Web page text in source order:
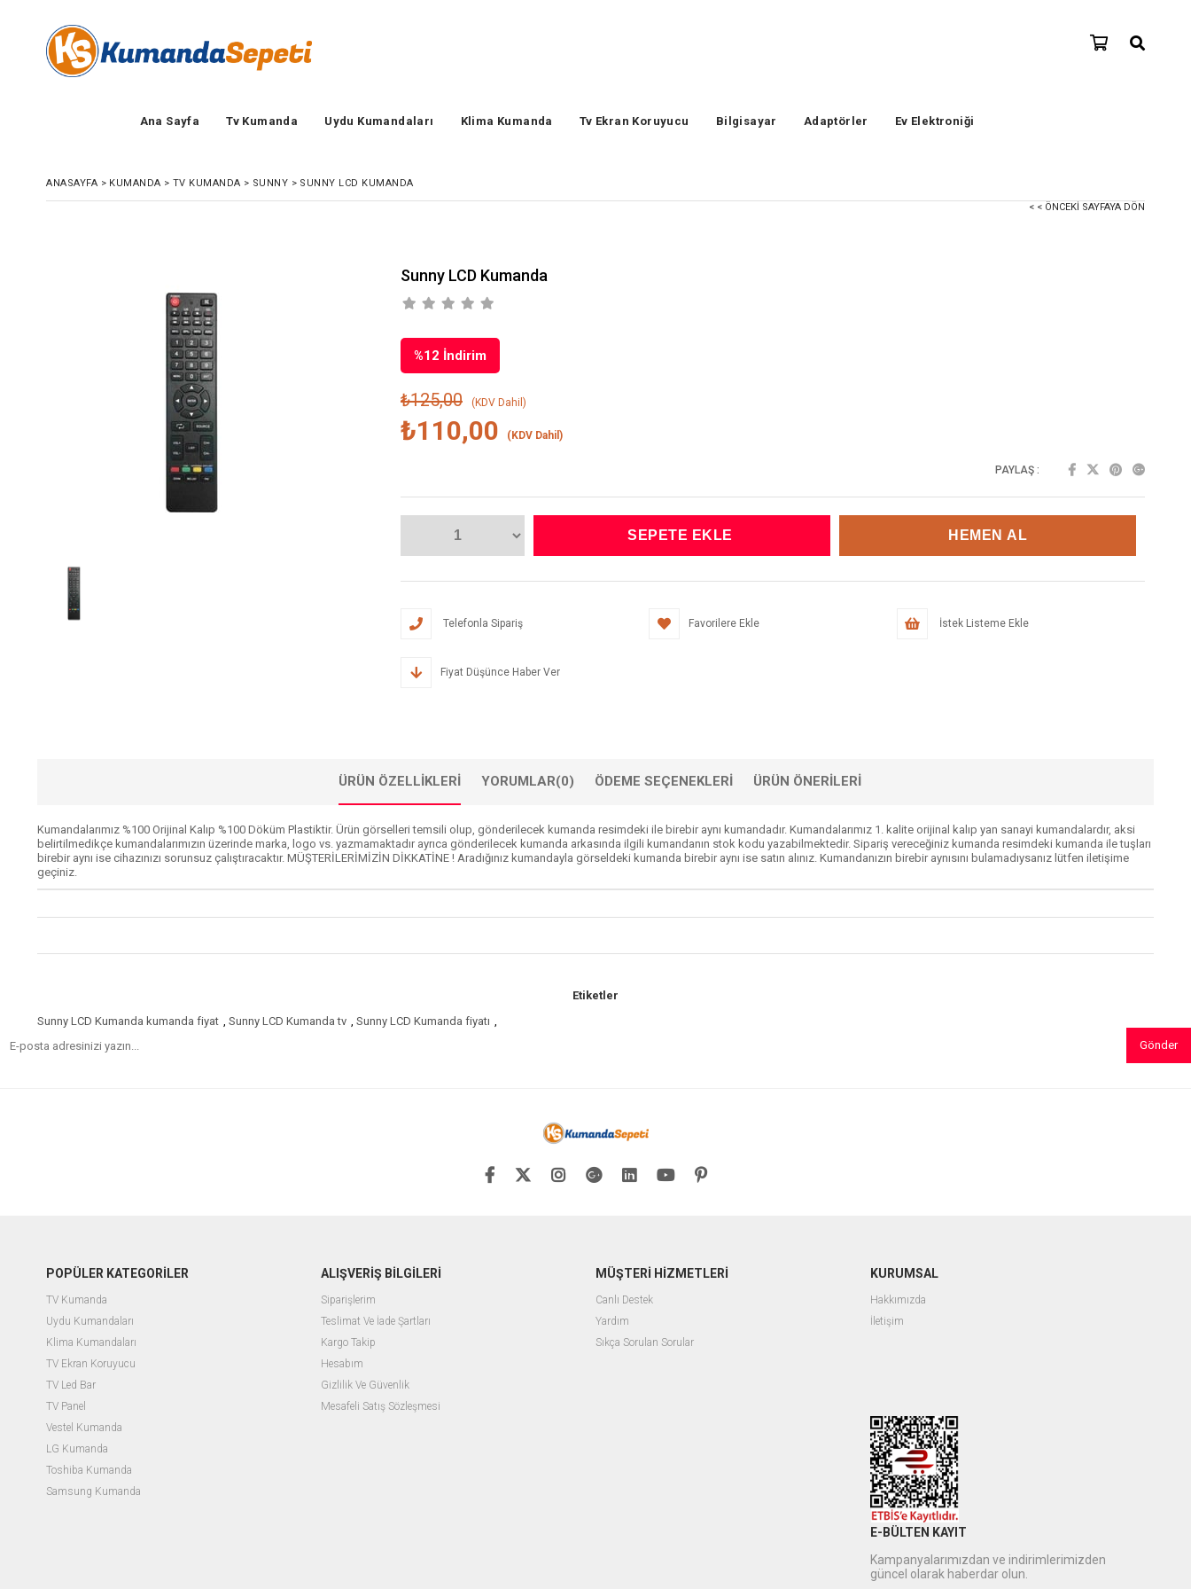
Ana Sayfa Tv Kumanda Uydu Kumandaları Klima Kumanda Tv Ekran Koruyucu Bilgisayar Adaptörler Ev Elektroniği
ANASAYFA > KUMANDA > TV KUMANDA > SUNNY > SUNNY LCD KUMANDA
< < ÖNCEKI SAYFAYA DÖN
Sunny LCD Kumanda
%12 İndirim
₺125,00 (KDV Dahil)
₺110,00 (KDV Dahil)
PAYLAŞ :
Telefonla Sipariş Favorilere Ekle İstek Listeme Ekle
Fiyat Düşünce Haber Ver
ÜRÜN ÖZELLIKLERI YORUMLAR(0) ÖDEME SEÇENEKLERI ÜRÜN ÖNERILERI
Kumandalarımız %100 Orijinal Kalıp %100 Döküm Plastiktir. Ürün görselleri temsili olup, gönderilecek kumanda resimdeki ile birebir aynı kumandadır. Kumandalarımız 1. kalite orijinal kalıp yan sanayi kumandalardır, aksi
belirtilmedikçe kumandalarımızın üzerinde marka, logo vs. yazmamaktadır ayrıca gönderilecek kumanda arkasında ilgili kumandanın stok kodu yazabilmektedir. Sipariş vereceğiniz kumanda resimdeki kumanda ile tuşları
birebir aynı ise cihazınızı sorunsuz çalıştıracaktır. MÜŞTERİLERİMİZİN DİKKATİNE ! Aradığınız kumandayla görseldeki kumanda birebir aynı ise satın alınız. Kumandanızın birebir aynısını bulamadıysanız lütfen iletişime
geçiniz.
Etiketler
Sunny LCD Kumanda kumanda fiyat , Sunny LCD Kumanda tv , Sunny LCD Kumanda fiyatı ,
Gönder
POPÜLER KATEGORİLER
TV Kumanda
Uydu Kumandaları
Klima Kumandaları
TV Ekran Koruyucu
TV Led Bar
TV Panel
Vestel Kumanda
LG Kumanda
Toshiba Kumanda
Samsung Kumanda
ALIŞVERİŞ BİLGİLERİ
Siparişlerim
Teslimat Ve İade Şartları
Kargo Takip
Hesabım
Gizlilik Ve Güvenlik
Mesafeli Satış Sözleşmesi
MÜŞTERİ HİZMETLERİ
Canlı Destek
Yardım
Sıkça Sorulan Sorular
KURUMSAL
Hakkımızda
İletişim
E-BÜLTEN KAYIT
Kampanyalarımızdan ve indirimlerimizden
güncel olarak haberdar olun.